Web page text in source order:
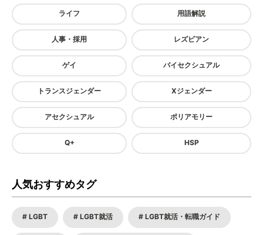
ライフ 用語解説
人事・採用 レズビアン
ゲイ バイセクシュアル
トランスジェンダー Xジェンダー
アセクシュアル ポリアモリー
Q+ HSP
人気おすすめタグ
LGBT LGBT就活 LGBT就活・転職ガイド